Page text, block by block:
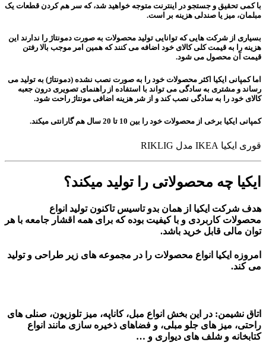
با کمی تحقیق و جستجو در اینترنت متوجه خواهید شد، که سر هم کردن قطعات یک
مبلمان، میز یا صندلی هزینه بر است.
بسیاری از شرکت هایی که توانایی تولید محصولات به صورت دمونتاژ را ندارند این
هزینه را به قیمت کلی کالای خود اضافه می کنند که همین امر موجب بالا رفتن
قیمت آن محصول می شود.
اما کمپانی ایکیا اکثر محصولات خود را به صورت نصب نشده (دمونتاژ) به تولید می
رساند و مشتری به سادگی می تواند با استفاده از راهنمای تصویری درون جعبه
کالای خود را به سادگی نصب کند و از شر هزینه اضافی مونتاژ راحت شود.
کمپانی ایکیا برخی از محصولات خود را بین 10 تا 20 سال هم گارانتی میکند.
قوری ایکیا IKEA مدل RIKLIG
ایکیا چه محصولاتی را تولید میکند؟
هدف شرکت ایکیا از همان بدو تاسیس تاکنون تولید انواع
محصولاتکاربردی و با کیفیت بوده که برای همه اقشار جامعه با هر
توان مالی قابل خرید باشد.
امروزه ایکیا انواع محصولات را در مجموعه های زیر طراحی و تولید
می کند.
اتاق نشیمن: در این بخش انواع مبل، کاناپه، میز تلوزیون، صنلی های
راحتی، میز های جلو مبلی، و فضاهای ذخیره سازی مانند انواع
کتابخانه و شلف های دیواری و …